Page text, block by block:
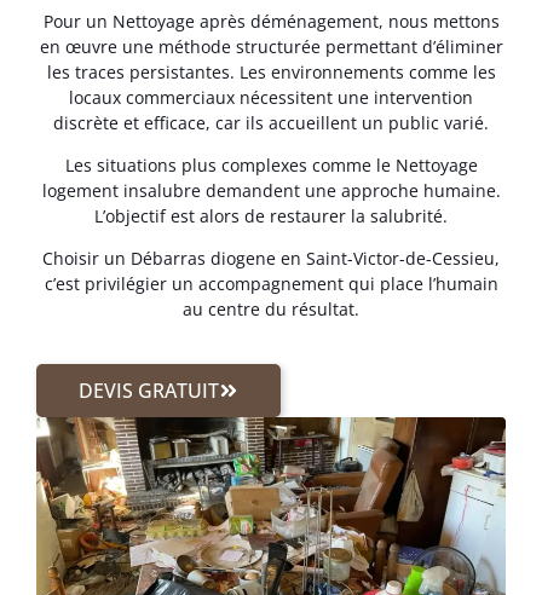
Pour un Nettoyage après déménagement, nous mettons
en œuvre une méthode structurée permettant d’éliminer
les traces persistantes. Les environnements comme les
locaux commerciaux nécessitent une intervention
discrète et efficace, car ils accueillent un public varié.
Les situations plus complexes comme le Nettoyage
logement insalubre demandent une approche humaine.
L’objectif est alors de restaurer la salubrité.
Choisir un Débarras diogene en Saint-Victor-de-Cessieu,
c’est privilégier un accompagnement qui place l’humain
au centre du résultat.
DEVIS GRATUIT